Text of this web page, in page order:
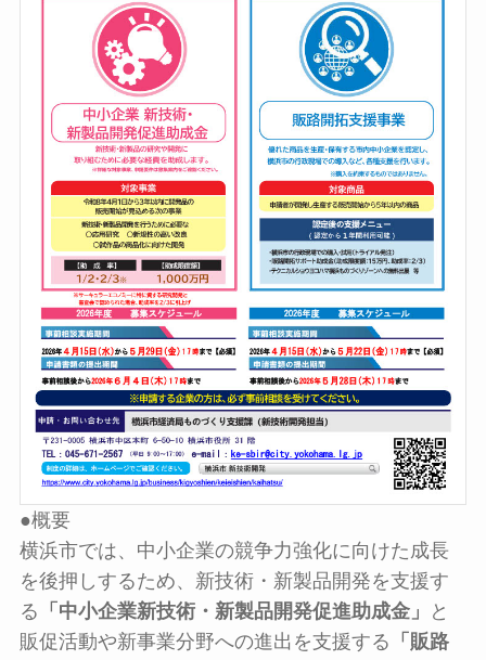
●概要
横浜市では、中小企業の競争力強化に向けた成長
を後押しするため、新技術・新製品開発を支援す
る 「中小企業新技術・新製品開発促進助成金」
と
販促活動や新事業分野への進出を支援する 「販路